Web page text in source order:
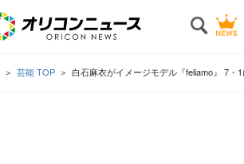
芸能 TOP 白石麻衣がイメージモデル『feliamo』 7・